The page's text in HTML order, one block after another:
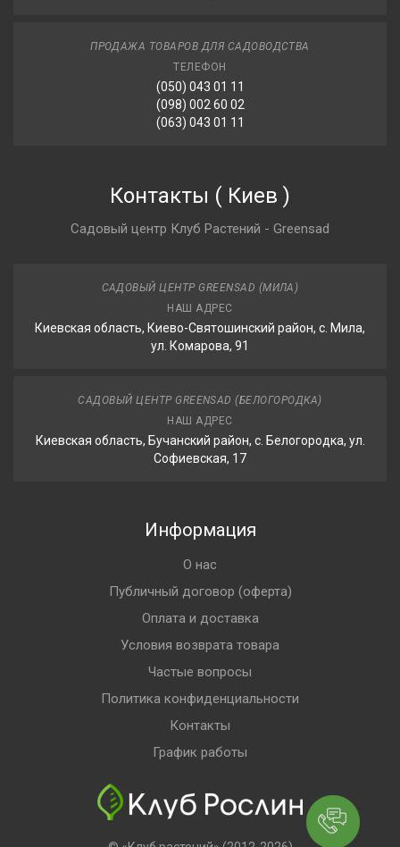
ПРОДАЖА ТОВАРОВ ДЛЯ САДОВОДСТВА
ТЕЛЕФОН
(050) 043 01 11
(098) 002 60 02
(063) 043 01 11
Контакты ( Киев )
Садовый центр Клуб Растений - Greensad
САДОВЫЙ ЦЕНТР GREENSAD (МИЛА)
НАШ АДРЕС
Киевская область, Киево-Святошинский район, с. Мила,
ул. Комарова, 91
САДОВЫЙ ЦЕНТР GREENSAD (БЕЛОГОРОДКА)
НАШ АДРЕС
Киевская область, Бучанский район, с. Белогородка, ул.
Софиевская, 17
Информация
О нас
Публичный договор (оферта)
Оплата и доставка
Условия возврата товара
Частые вопросы
Политика конфиденциальности
Контакты
График работы